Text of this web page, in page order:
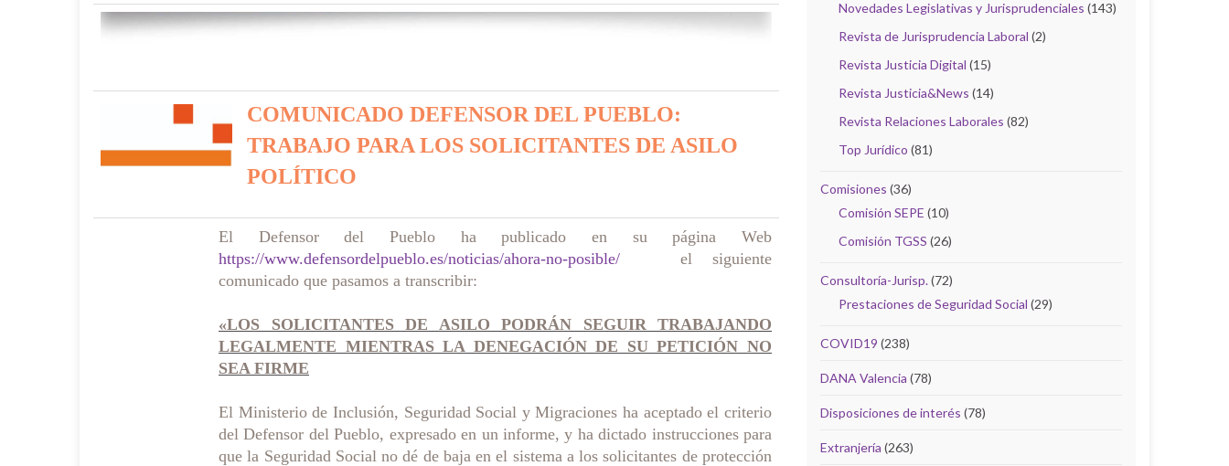
COMUNICADO DEFENSOR DEL PUEBLO:
TRABAJO PARA LOS SOLICITANTES DE ASILO
POLÍTICO
El Defensor del Pueblo ha publicado en su página Web
https://www.defensordelpueblo.es/noticias/ahora-no-posible/ el siguiente
comunicado que pasamos a transcribir:
«LOS SOLICITANTES DE ASILO PODRÁN SEGUIR TRABAJANDO
LEGALMENTE MIENTRAS LA DENEGACIÓN DE SU PETICIÓN NO
SEA FIRME
El Ministerio de Inclusión, Seguridad Social y Migraciones ha aceptado el criterio
del Defensor del Pueblo, expresado en un informe, y ha dictado instrucciones para
que la Seguridad Social no dé de baja en el sistema a los solicitantes de protección
Novedades Legislativas y Jurisprudenciales (143)
Revista de Jurisprudencia Laboral (2)
Revista Justicia Digital (15)
Revista Justicia&News (14)
Revista Relaciones Laborales (82)
Top Jurídico (81)
Comisiones (36)
Comisión SEPE (10)
Comisión TGSS (26)
Consultoría-Jurisp.(72)
Prestaciones de Seguridad Social (29)
COVID19 (238)
DANA Valencia (78)
Disposiciones de interés (78)
Extranjería (263)